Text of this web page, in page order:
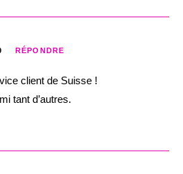
RÉPONDRE
client de Suisse !
tant d’autres.